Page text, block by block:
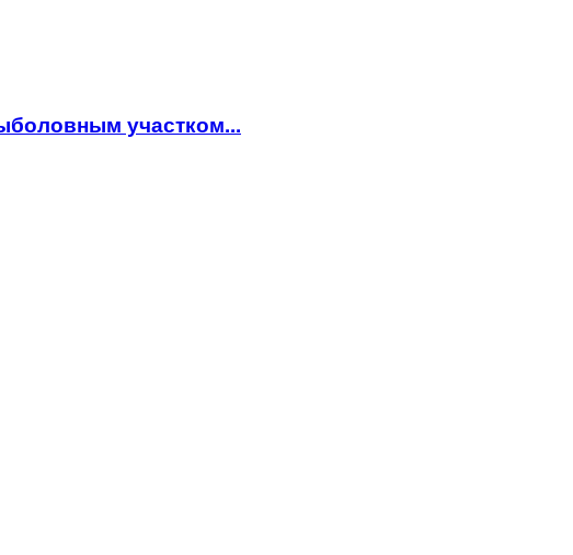
участком...